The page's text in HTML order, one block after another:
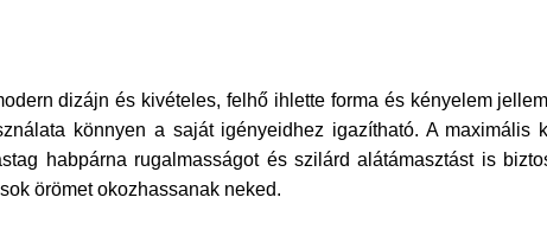
dizájn és kivételes, felhő ihlette forma és kényelem
könnyen a saját igényeidhez igazítható. A
habpárna rugalmasságot és szilárd alátámasztást is
örömet okozhassanak neked.